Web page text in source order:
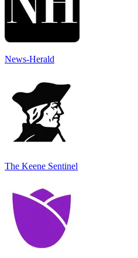
News-Herald
The Keene Sentinel